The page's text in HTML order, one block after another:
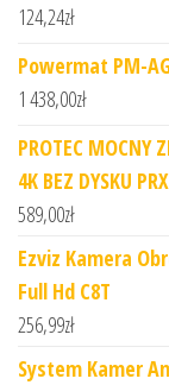
124,24zł
Powermat PM-
1 438,00zł
PROTEC MOCNY
4K BEZ DYSKU
589,00zł
Ezviz Kamera
Full Hd C8T
256,99zł
System Kamer